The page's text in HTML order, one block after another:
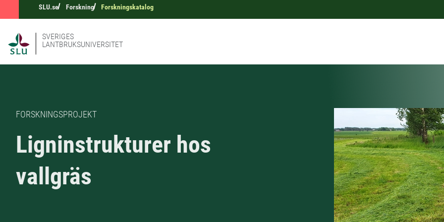
SLU.se Forskning Forskningskatalog
SVERIGES
LANTBRUKSUNIVERSITET
FORSKNINGSPROJEKT
Ligninstrukturer hos
vallgräs